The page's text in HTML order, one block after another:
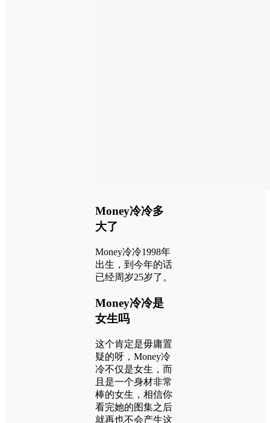
Money冷冷多
大了
Money冷冷1998年
出生，到今年的话
已经周岁25岁了。
Money冷冷是
女生吗
这个肯定是毋庸置
疑的呀，Money冷
冷不仅是女生，而
且是一个身材非常
棒的女生，相信你
看完她的图集之后
就再也不会产生这